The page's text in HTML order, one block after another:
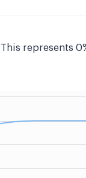
This represents